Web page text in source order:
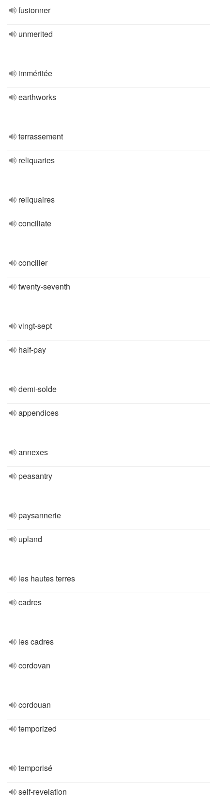
fusionner
unmerited
imméritée
earthworks
terrassement
reliquaries
reliquaires
conciliate
concilier
twenty-seventh
vingt-sept
half-pay
demi-solde
appendices
annexes
peasantry
paysannerie
upland
les hautes terres
cadres
les cadres
cordovan
cordouan
temporized
temporisé
self-revelation